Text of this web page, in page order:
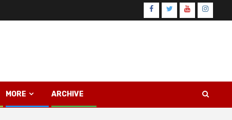
Facebook
TwitterYoutube
MORE ARCHIVE